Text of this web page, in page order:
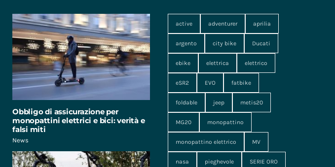
Obbligo di assicurazione per
monopattini elettrici e bici: verità e
falsi miti
News
active adventurer aprilia
argento city bike Ducati
ebike elettrica elettrico
eSR2 EVO fatbike
foldable jeep metis20
MG20 monopattino
monopattino elettrico MV
nasa pieghevole SERIE ORO